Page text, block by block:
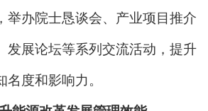
举办院士恳谈会、产业项目推介
发展论坛等系列交流活动，提升
度和影响力。